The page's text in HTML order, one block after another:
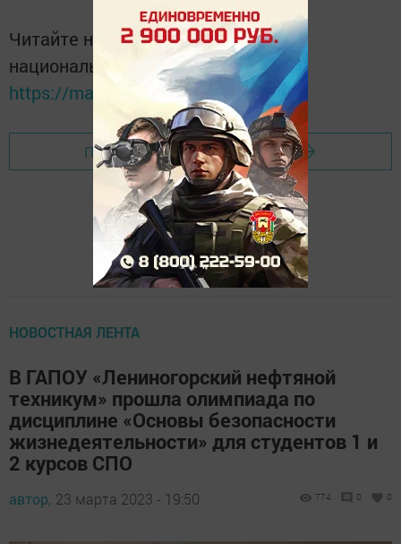
Читайте новости Татарстана в
национальном мессенджере MАХ:
https://max.ru/tatmedia
Перейти на страницу новости
НОВОСТНАЯ ЛЕНТА
В ГАПОУ «Лениногорский нефтяной
техникум» прошла олимпиада по
дисциплине «Основы безопасности
жизнедеятельности» для студентов 1 и
2 курсов СПО
автор, 23 марта 2023 - 19:50 774 0 0